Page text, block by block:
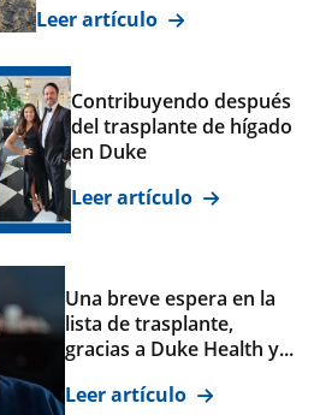
Leer artículo
Contribuyendo después
del trasplante de hígado
en Duke
Leer artículo
Una breve espera en la
lista de trasplante,
gracias a Duke Health y...
Leer artículo